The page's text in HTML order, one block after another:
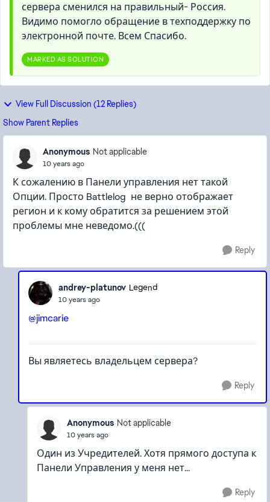
сервера сменился на правильный- Россия.
Видимо помогло обращение в техподдержку по
электронной почте. Всем Спасибо.
MARKED AS SOLUTION
View Full Discussion (12 Replies)
Show Parent Replies
Anonymous Not applicable
10 years ago
К сожалению в Панели управления нет такой
Опции. Просто Battlelog не верно отображает
регион и к кому обратится за решением этой
проблемы мне неведомо.(((
Reply
andrey-platunov Legend
10 years ago
@jimcarie
Вы являетесь владельцем сервера?
Reply
Anonymous Not applicable
10 years ago
Один из Учредителей. Хотя прямого доступа к
Панели Управления у меня нет...
Reply